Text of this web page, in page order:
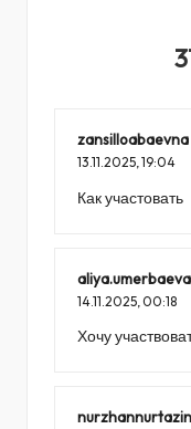
zansilloabaevna
13.11.2025, 19:04
Как участовать
14.11.2025, 00:18
Хочу